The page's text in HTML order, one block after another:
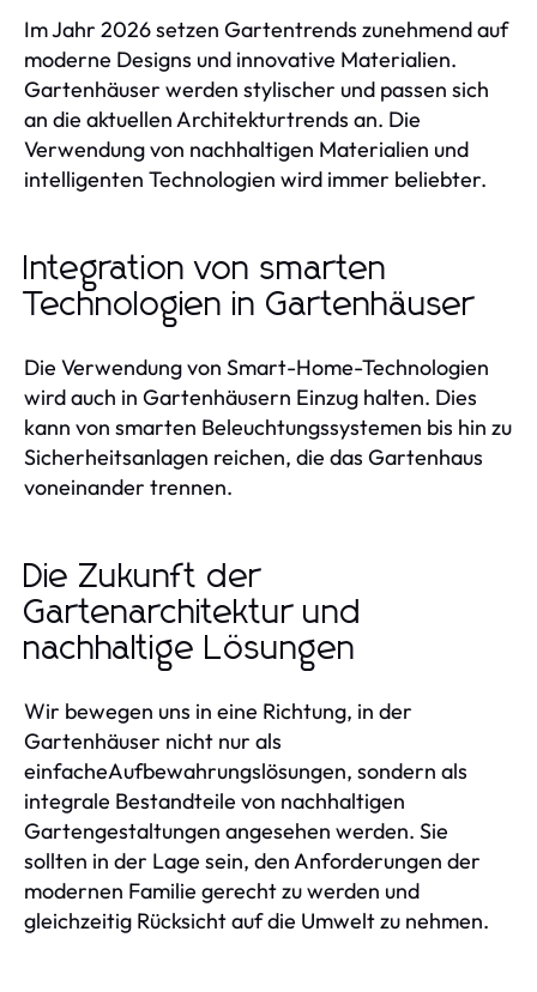
Im Jahr 2026 setzen Gartentrends zunehmend auf
moderne Designs und innovative Materialien.
Gartenhäuser werden stylischer und passen sich
an die aktuellen Architekturtrends an. Die
Verwendung von nachhaltigen Materialien und
intelligenten Technologien wird immer beliebter.
Integration von smarten
Technologien in Gartenhäuser
Die Verwendung von Smart-Home-Technologien
wird auch in Gartenhäusern Einzug halten. Dies
kann von smarten Beleuchtungssystemen bis hin zu
Sicherheitsanlagen reichen, die das Gartenhaus
voneinander trennen.
Die Zukunft der
Gartenarchitektur und
nachhaltige Lösungen
Wir bewegen uns in eine Richtung, in der
Gartenhäuser nicht nur als
einfacheAufbewahrungslösungen, sondern als
integrale Bestandteile von nachhaltigen
Gartengestaltungen angesehen werden. Sie
sollten in der Lage sein, den Anforderungen der
modernen Familie gerecht zu werden und
gleichzeitig Rücksicht auf die Umwelt zu nehmen.